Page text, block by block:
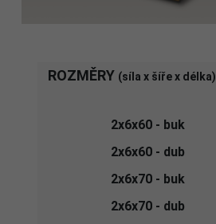
ROZMĚRY (síla x šíře x délka)
2x6x60 - buk
2x6x60 - dub
2x6x70 - buk
2x6x70 - dub